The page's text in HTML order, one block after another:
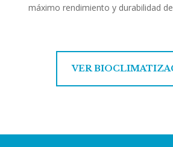
máximo rendimiento y durabilidad
VER